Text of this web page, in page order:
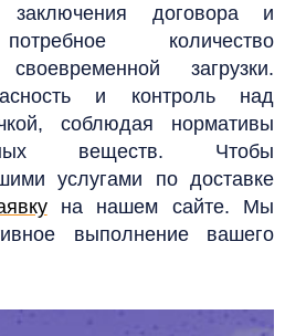
заключения договора и
количество
загрузки.
и контроль над
соблюдая нормативы
веществ. Чтобы
услугами по доставке
на нашем сайте. Мы
выполнение вашего